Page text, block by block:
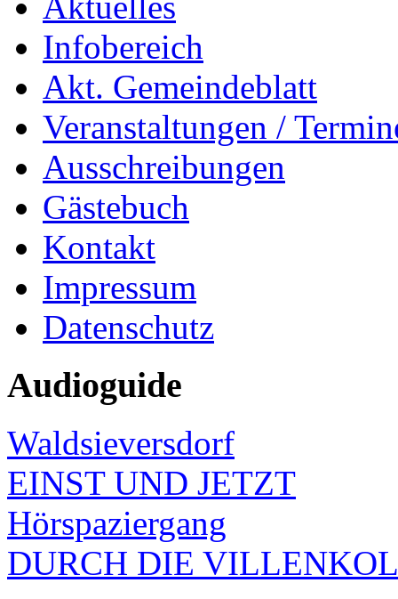
Infobereich
Akt. Gemeindeblatt
Veranstaltungen /
Ausschreibungen
Gästebuch
Kontakt
Impressum
Datenschutz
Audioguide
Waldsieversdorf
EINST UND JETZT
Hörspaziergang
DURCH DIE